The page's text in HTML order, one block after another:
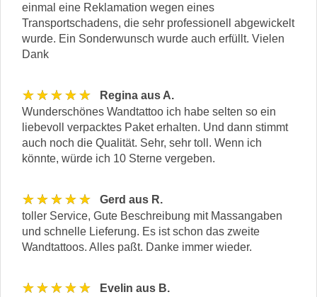
einmal eine Reklamation wegen eines
Transportschadens, die sehr professionell abgewickelt
wurde. Ein Sonderwunsch wurde auch erfüllt. Vielen
Dank
★★★★★
Regina aus A.
Wunderschönes Wandtattoo ich habe selten so ein
liebevoll verpacktes Paket erhalten. Und dann stimmt
auch noch die Qualität. Sehr, sehr toll. Wenn ich
könnte, würde ich 10 Sterne vergeben.
★★★★★
Gerd aus R.
toller Service, Gute Beschreibung mit Massangaben
und schnelle Lieferung. Es ist schon das zweite
Wandtattoos. Alles paßt. Danke immer wieder.
★★★★★
Evelin aus B.